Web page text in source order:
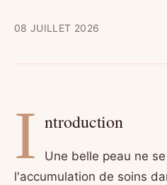
08 JUILLET 2026
I ntroduction
Une belle peau ne
l'accumulation de soins